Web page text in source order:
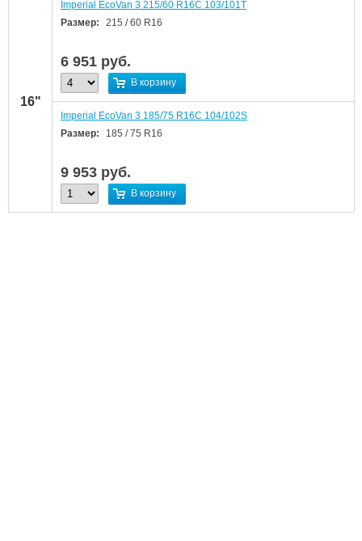
16"
Imperial EcoVan 3 215/60 R16C 103/101T
Размер:
215 / 60 R16
6 951 руб.
В корзину
Imperial EcoVan 3 185/75 R16C 104/102S
Размер:
185 / 75 R16
9 953 руб.
В корзину